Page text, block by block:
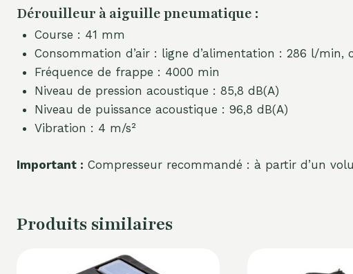
Dérouilleur à aiguille pneumatique :
Course : 41 mm
Consommation d’air : ligne d’alimentation : 286 l/min,
Fréquence de frappe : 4000 min
Niveau de pression acoustique : 85,8 dB(A)
Niveau de puissance acoustique : 96,8 dB(A)
Vibration : 4 m/s²
Important : Compresseur recommandé : à partir d’un
Produits similaires